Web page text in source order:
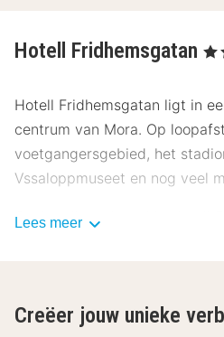
Hotell Fridhemsgatan , 3
Hotell Fridhemsgatan ligt in
centrum van Mora. Op
voetgangersgebied, het
Vssaloppmuseet en nog veel
Geniet elke ochtend in Hotell
krachtapparaten vinden.
Lees meer
Creëer jouw unieke